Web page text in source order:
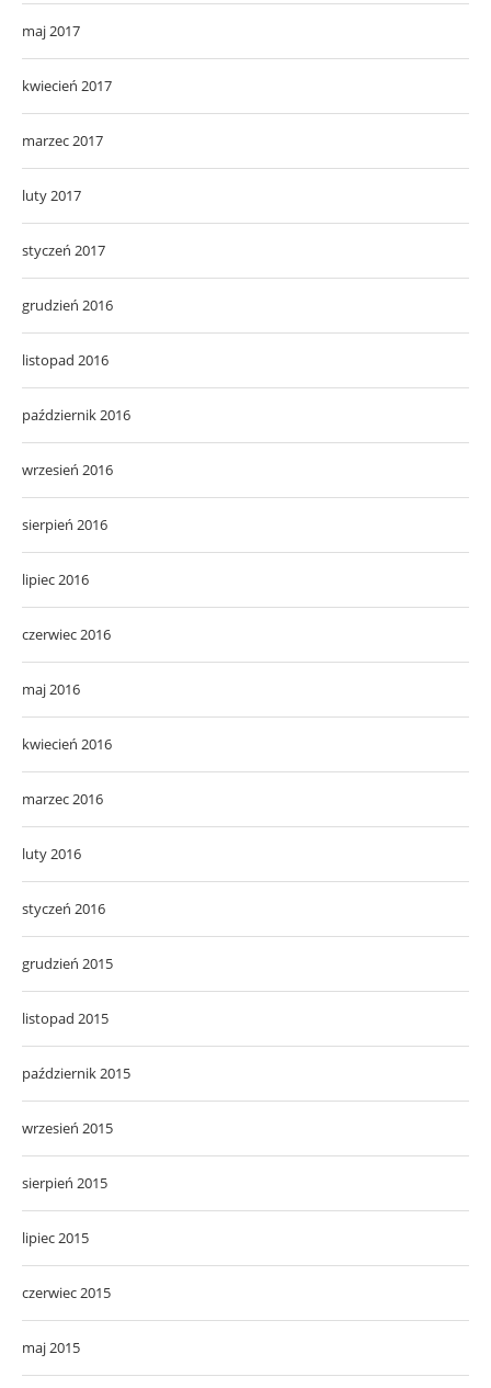
maj 2017
kwiecień 2017
marzec 2017
luty 2017
styczeń 2017
grudzień 2016
listopad 2016
październik 2016
wrzesień 2016
sierpień 2016
lipiec 2016
czerwiec 2016
maj 2016
kwiecień 2016
marzec 2016
luty 2016
styczeń 2016
grudzień 2015
listopad 2015
październik 2015
wrzesień 2015
sierpień 2015
lipiec 2015
czerwiec 2015
maj 2015